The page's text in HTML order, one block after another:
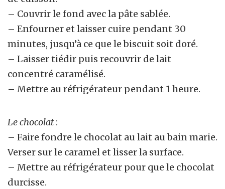
– Couvrir le fond avec la pâte sablée.
– Enfourner et laisser cuire pendant 30
minutes, jusqu’à ce que le biscuit soit doré.
– Laisser tiédir puis recouvrir de lait
concentré caramélisé.
– Mettre au réfrigérateur pendant 1 heure.
Le chocolat:
– Faire fondre le chocolat au lait au bain marie.
Verser sur le caramel et lisser la surface.
– Mettre au réfrigérateur pour que le chocolat
durcisse.